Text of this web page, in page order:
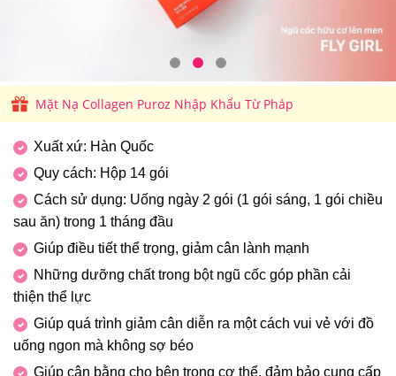
Mặt Nạ Collagen Puroz Nhập Khẩu Từ Pháp
Xuất xứ: Hàn Quốc
Quy cách: Hộp 14 gói
Cách sử dụng: Uống ngày 2 gói (1 gói sáng, 1 gói chiều
sau ăn) trong 1 tháng đầu
Giúp điều tiết thể trọng, giảm cân lành mạnh
Những dưỡng chất trong bột ngũ cốc góp phần cải
thiện thể lực
Giúp quá trình giảm cân diễn ra một cách vui vẻ với đồ
uống ngon mà không sợ béo
Giúp cân bằng cho bên trong cơ thể, đảm bảo cung cấp